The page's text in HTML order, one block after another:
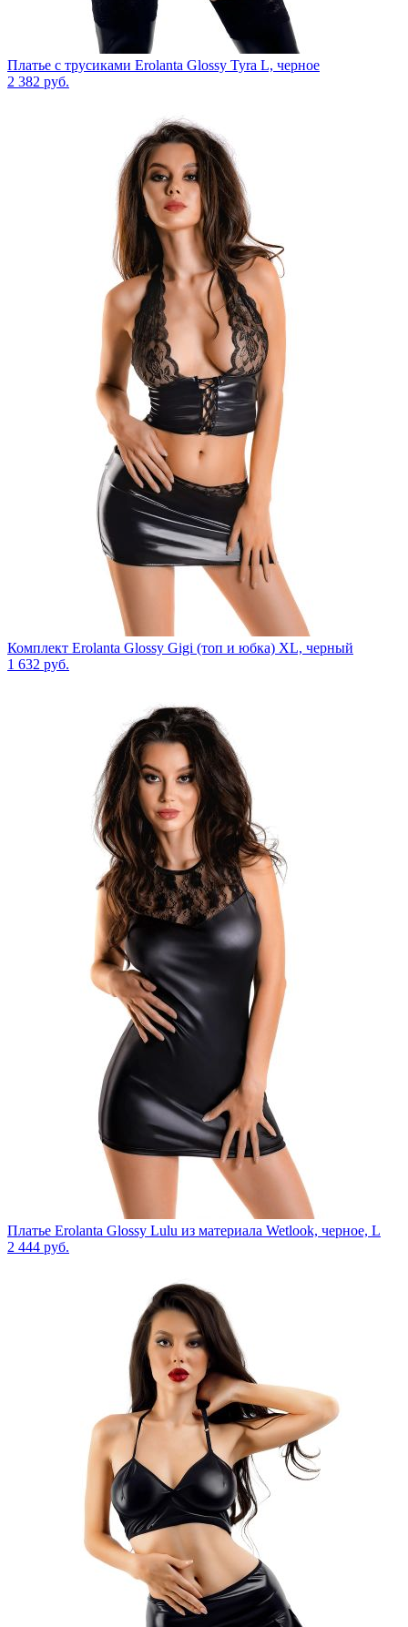
Платье с трусиками Erolanta Glossy Tyra L, черное
2 382 руб.
Комплект Erolanta Glossy Gigi (топ и юбка) XL, черный
1 632 руб.
Платье Erolanta Glossy Lulu из материала Wetlook, черное, L
2 444 руб.